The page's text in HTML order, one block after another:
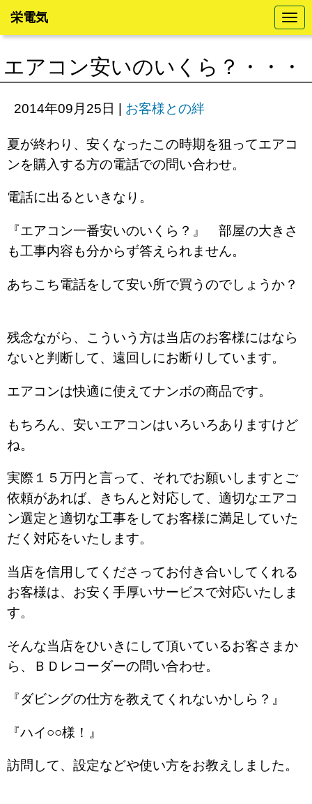
N
a
v
t
栄電気
エアコン安いのいくら？・・・
2014年09月25日 | お客様との絆
夏が終わり、安くなったこの時期を狙ってエアコ
ンを購入する方の電話での問い合わせ。
電話に出るといきなり。
『エアコン一番安いのいくら？』 部屋の大きさ
も工事内容も分からず答えられません。
あちこち電話をして安い所で買うのでしょうか？
残念ながら、こういう方は当店のお客様にはなら
ないと判断して、遠回しにお断りしています。
エアコンは快適に使えてナンボの商品です。
もちろん、安いエアコンはいろいろありますけど
ね。
実際１５万円と言って、それでお願いしますとご
依頼があれば、きちんと対応して、適切なエアコ
ン選定と適切な工事をしてお客様に満足していた
だく対応をいたします。
当店を信用してくださってお付き合いしてくれる
お客様は、お安く手厚いサービスで対応いたしま
す。
そんな当店をひいきにして頂いているお客さまか
ら、ＢＤレコーダーの問い合わせ。
『ダビングの仕方を教えてくれないかしら？』
『ハイ○○様！』
訪問して、設定などや使い方をお教えしました。